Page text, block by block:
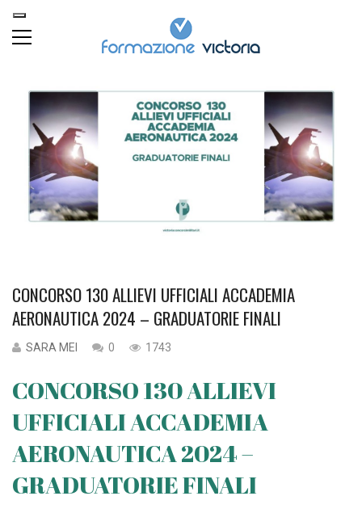
CONCORSO 130 ALLIEVI UFFICIALI ACCADEMIA
AERONAUTICA 2024 – GRADUATORIE FINALI
SARA MEI 0 1743
CONCORSO 130 ALLIEVI
UFFICIALI ACCADEMIA
AERONAUTICA 2024 –
GRADUATORIE FINALI